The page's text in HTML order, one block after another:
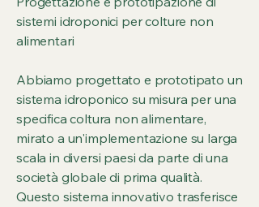
sistemi idroponici per colture non
alimentari
Abbiamo progettato e prototipato un
sistema idroponico su misura per una
specifica coltura non alimentare,
mirato a un'implementazione su larga
scala in diversi paesi da parte di una
società globale di prima qualità.
Questo sistema innovativo trasferisce